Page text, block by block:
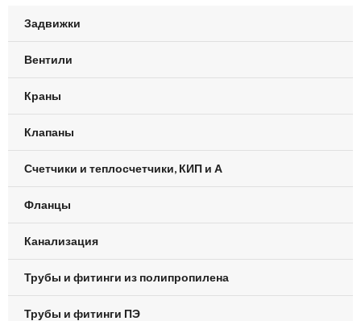
Задвижки
Вентили
Краны
Клапаны
Счетчики и теплосчетчики, КИП и А
Фланцы
Канализация
Трубы и фитинги из полипропилена
Трубы и фитинги ПЭ